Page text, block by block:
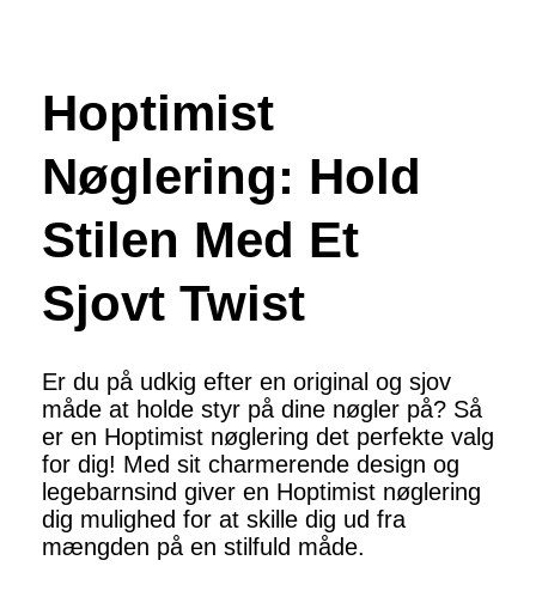
Hoptimist
Nøglering: Hold
Stilen Med Et
Sjovt Twist
Er du på udkig efter en original og sjov
måde at holde styr på dine nøgler på? Så
er en Hoptimist nøglering det perfekte valg
for dig! Med sit charmerende design og
legebarnsind giver en Hoptimist nøglering
dig mulighed for at skille dig ud fra
mængden på en stilfuld måde.